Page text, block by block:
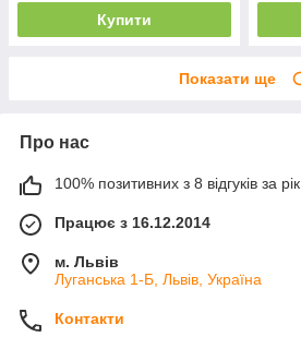
Купити
Показати ще
Про нас
100% позитивних з 8 відгуків за рік
Працює з 16.12.2014
м. Львів
Луганська 1-Б, Львів, Україна
Контакти